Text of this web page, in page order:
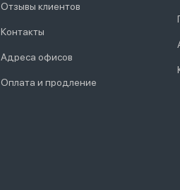
Отзывы клиентов
Контакты
Адреса офисов
Оплата и продление